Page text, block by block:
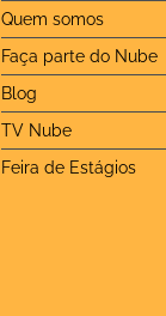
Quem somos
Faça parte do Nube
Blog
TV Nube
Feira de Estágios